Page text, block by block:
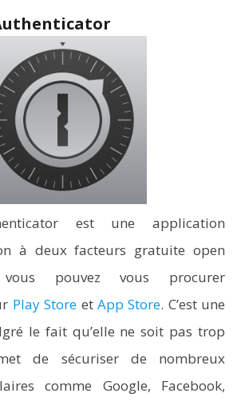
est une application
à deux facteurs gratuite open
pouvez vous procurer
Play Store et App Store. C’est une
le fait qu’elle ne soit pas trop
de sécuriser de nombreux
comme Google, Facebook,